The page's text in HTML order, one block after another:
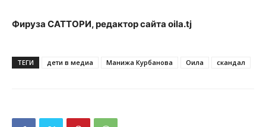
Фируза САТТОРИ,редактор сайта oila.tj
ТЕГИ дети в медиа Манижа Курбанова Оила скандал